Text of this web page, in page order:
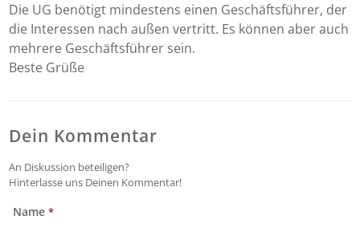
Die UG benötigt mindestens einen Geschäftsführer, der
die Interessen nach außen vertritt. Es können aber auch
mehrere Geschäftsführer sein.
Beste Grüße
Dein Kommentar
An Diskussion beteiligen?
Hinterlasse uns Deinen Kommentar!
Name*